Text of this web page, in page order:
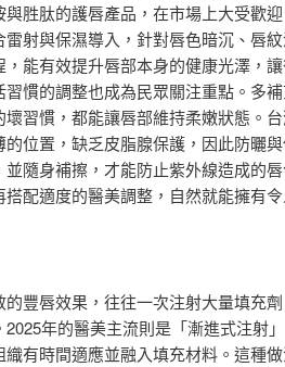
胜肽的護唇產品，在市場上大受歡
射與保濕導入，針對唇色暗沉、唇
能有效提升唇部本身的健康光澤，
慣的調整也成為民眾關注重點。多
習慣，都能讓唇部維持柔嫩狀態。
位置，缺乏皮脂腺保護，因此防曬
隨身補擦，才能防止紫外線造成的
配適度的醫美調整，自然就能擁有
豐唇效果，往往一次注射大量填充
年的醫美主流則是「漸進式注射
有時間適應並融入填充材料。這種做